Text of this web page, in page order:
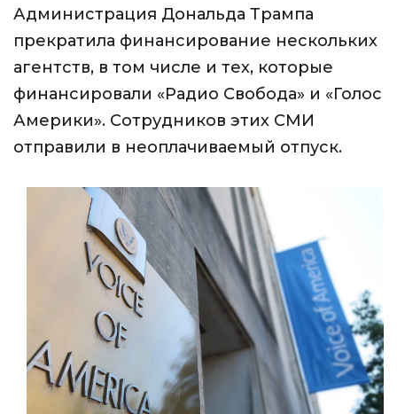
Администрация Дональда Трампа
прекратила финансирование нескольких
агентств, в том числе и тех, которые
финансировали «Радио Свобода» и «Голос
Америки». Сотрудников этих СМИ
отправили в неоплачиваемый отпуск.